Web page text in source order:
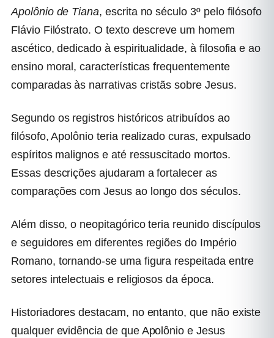
Apolônio de Tiana, escrita no século 3º pelo filósofo
Flávio Filóstrato. O texto descreve um homem
ascético, dedicado à espiritualidade, à filosofia e ao
ensino moral, características frequentemente
comparadas às narrativas cristãs sobre Jesus.
Segundo os registros históricos atribuídos ao
filósofo, Apolônio teria realizado curas, expulsado
espíritos malignos e até ressuscitado mortos.
Essas descrições ajudaram a fortalecer as
comparações com Jesus ao longo dos séculos.
Além disso, o neopitagórico teria reunido discípulos
e seguidores em diferentes regiões do Império
Romano, tornando-se uma figura respeitada entre
setores intelectuais e religiosos da época.
Historiadores destacam, no entanto, que não existe
qualquer evidência de que Apolônio e Jesus